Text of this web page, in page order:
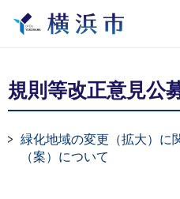
規則等改正意見公
緑化地域の変更（拡大）に
（案）について